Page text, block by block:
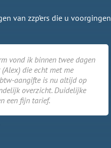
van zzp’ers die u voorgingen
vond ik binnen twee dagen
die echt met me
aangifte is nu altijd op
overzicht. Duidelijke
een fijn tarief.